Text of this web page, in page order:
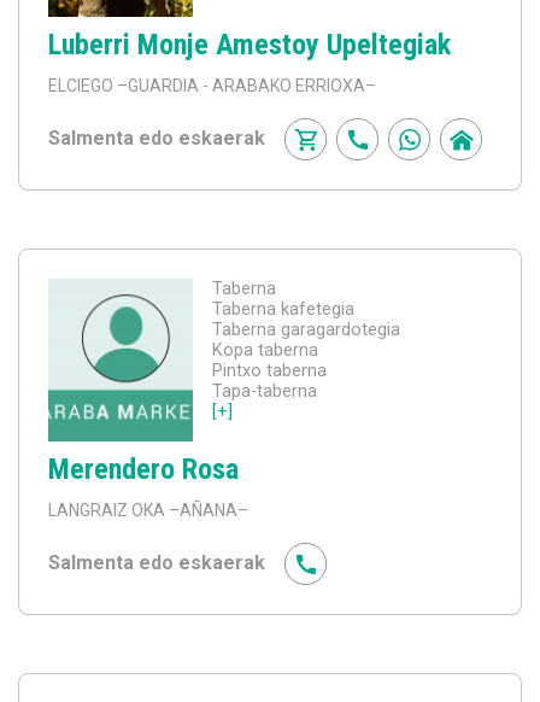
Luberri Monje Amestoy Upeltegiak
ELCIEGO –GUARDIA - ARABAKO ERRIOXA–
Salmenta edo eskaerak
Taberna
Taberna kafetegia
Taberna garagardotegia
Kopa taberna
Pintxo taberna
Tapa-taberna
[+]
Merendero Rosa
LANGRAIZ OKA –AÑANA–
Salmenta edo eskaerak